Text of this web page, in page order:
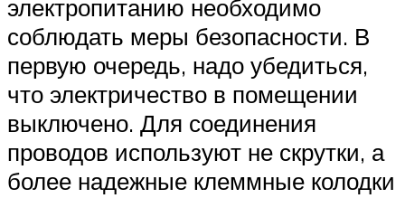
электропитанию необходимо
соблюдать меры безопасности. В
первую очередь, надо убедиться,
что электричество в помещении
выключено. Для соединения
проводов используют не скрутки, а
более надежные клеммные колодки